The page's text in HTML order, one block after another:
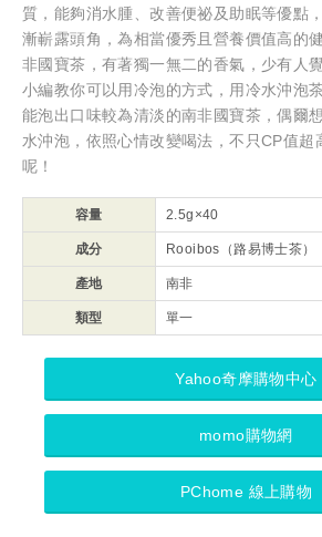
質，能夠消水腫、改善便祕及助眠等優點
漸嶄露頭角，為相當優秀且營養價值高的
非國寶茶，有著獨一無二的香氣，少有人
小編教你可以用冷泡的方式，用冷水沖泡
能泡出口味較為清淡的南非國寶茶，偶爾
水沖泡，依照心情改變喝法，不只CP值超
呢！
容量 2.5g×40
成分 Rooibos（路易博士茶）
產地 南非
類型 單一
Yahoo奇摩購物中心
momo購物網
PChome 線上購物